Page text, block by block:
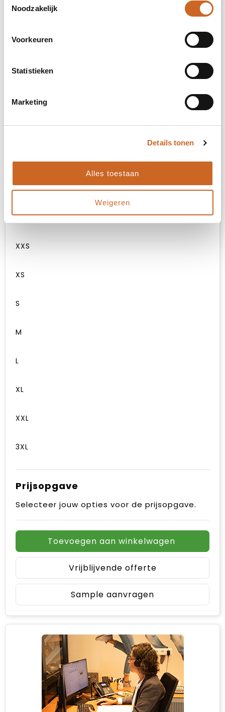
Noodzakelijk
Voorkeuren
Statistieken
Marketing
Details tonen
Alles toestaan
Weigeren
3XS
4XS
XXS
XS
S
M
L
XL
XXL
3XL
Prijsopgave
Selecteer jouw opties voor de prijsopgave.
Toevoegen aan winkelwagen
Vrijblijvende offerte
Sample aanvragen